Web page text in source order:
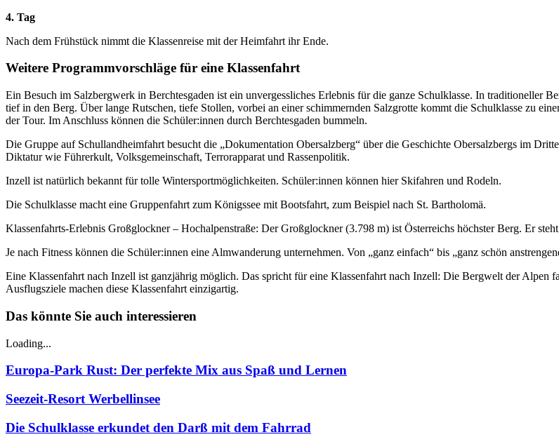
4. Tag
Nach dem Frühstück nimmt die Klassenreise mit der Heimfahrt ihr Ende.
Weitere Programmvorschläge für eine Klassenfahrt
Ein Besuch im Salzbergwerk in Berchtesgaden ist ein unvergessliches Erlebnis für die ganze Schulklasse. In traditioneller
tief in den Berg. Über lange Rutschen, tiefe Stollen, vorbei an einer schimmernden Salzgrotte kommt die Schulklasse zu
der Tour. Im Anschluss können die Schüler:innen durch Berchtesgaden bummeln.
Die Gruppe auf Schullandheimfahrt besucht die „Dokumentation Obersalzberg“ über die Geschichte Obersalzbergs im
Diktatur wie Führerkult, Volksgemeinschaft, Terrorapparat und Rassenpolitik.
Inzell ist natürlich bekannt für tolle Wintersportmöglichkeiten. Schüler:innen können hier Skifahren und Rodeln.
Die Schulklasse macht eine Gruppenfahrt zum Königssee mit Bootsfahrt, zum Beispiel nach St. Bartholomä.
Klassenfahrts-Erlebnis Großglockner – Hochalpenstraße: Der Großglockner (3.798 m) ist Österreichs höchster Berg. Er
Je nach Fitness können die Schüler:innen eine Almwanderung unternehmen. Von „ganz einfach“ bis „ganz schön
Eine Klassenfahrt nach Inzell ist ganzjährig möglich. Das spricht für eine Klassenfahrt nach Inzell: Die Bergwelt der Alpen
Ausflugsziele machen diese Klassenfahrt einzigartig.
Das könnte Sie auch interessieren
Loading...
Europa-Park Rust: Der perfekte Mix aus Spaß und Lernen
Seezeit-Resort Werbellinsee
Die Schulklasse erkundet den Darß mit dem Fahrrad